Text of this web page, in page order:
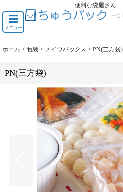
便利な袋屋さん
メニュー
ホーム > 包装 > メイワパックス > PN(三方袋)
PN(三方袋)